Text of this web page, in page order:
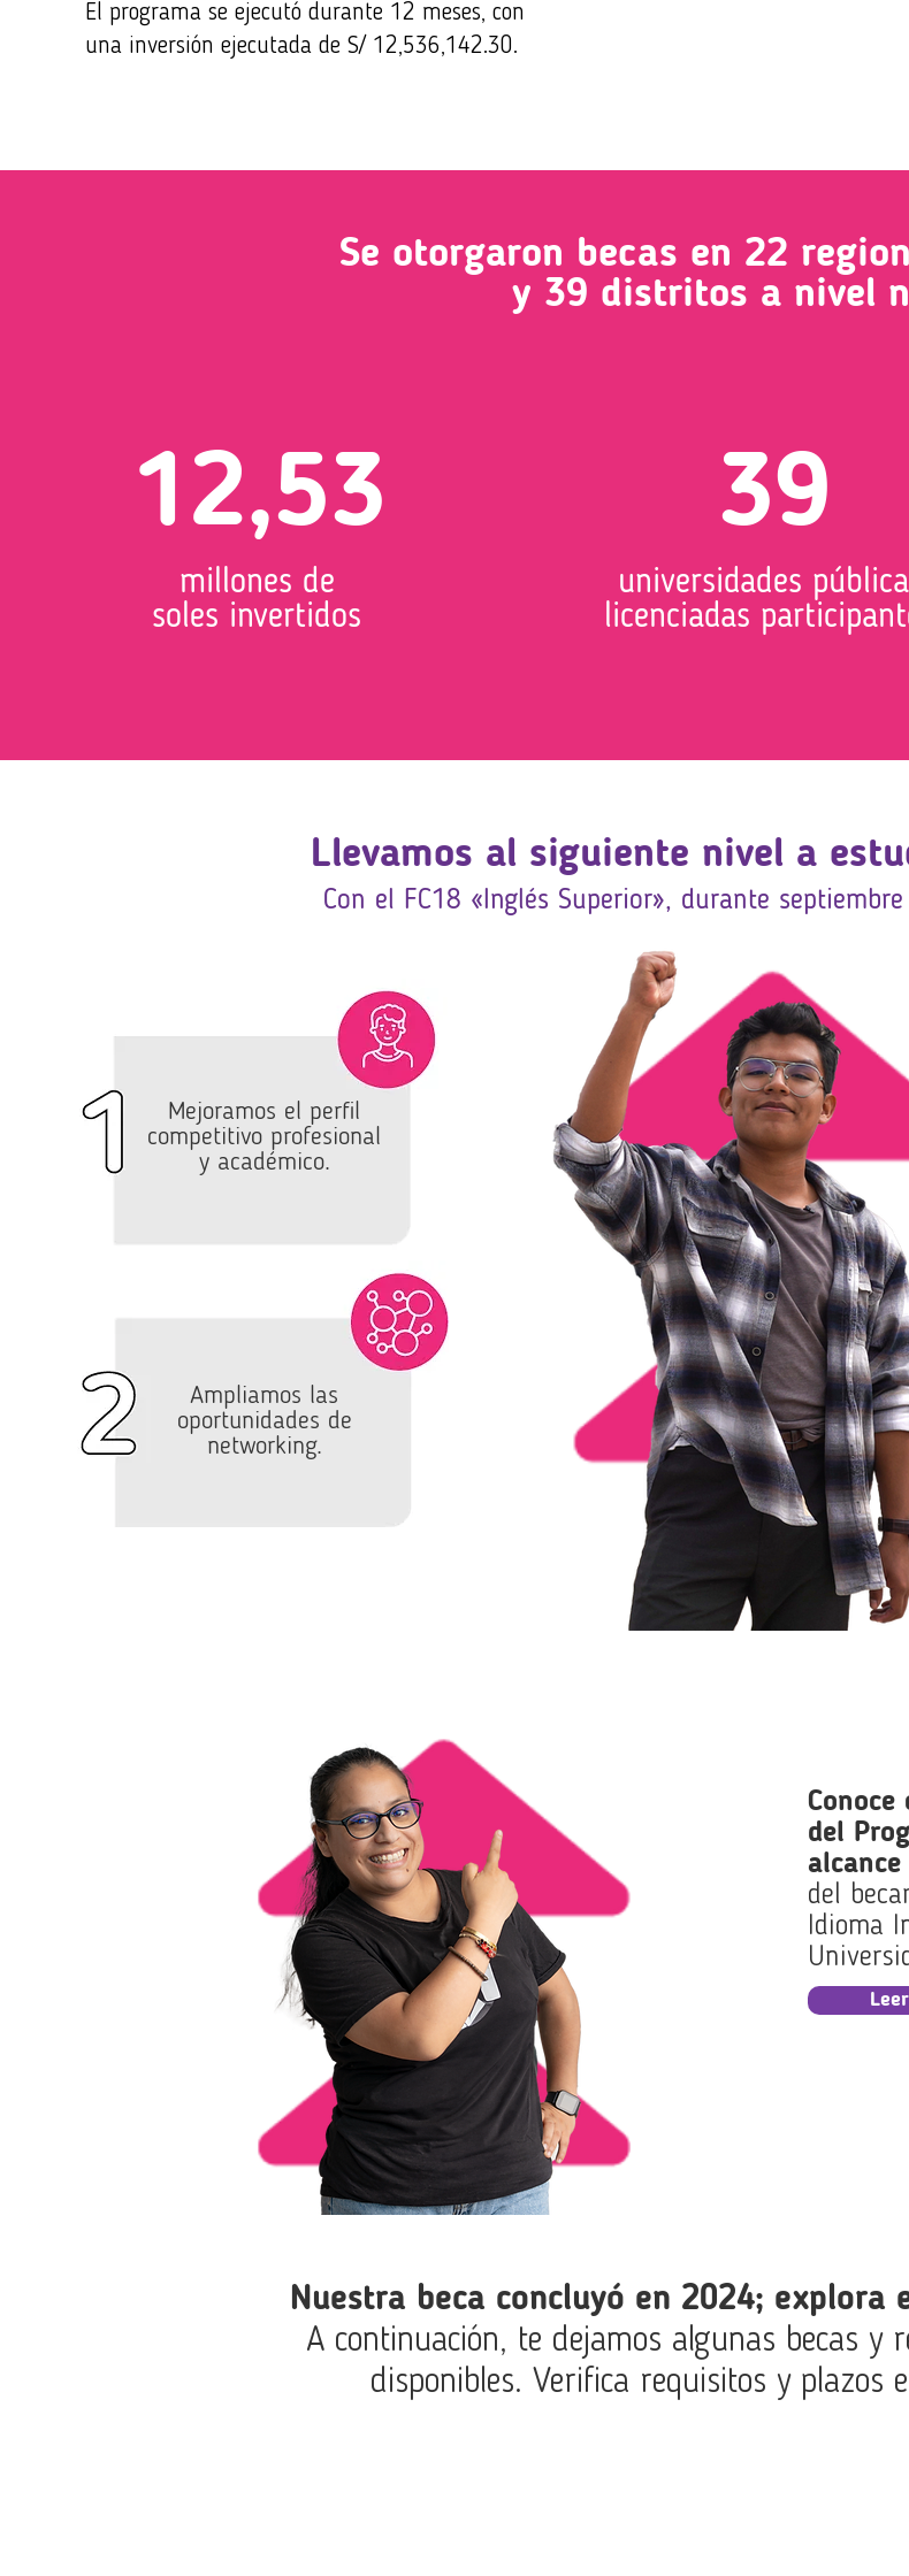
El programa se ejecutó durante 12 meses, con
una inversión ejecutada de S/ 12,536,142.30.
Se otorgaron becas en 22
y 39 distritos a nivel
12,53
millones de
soles invertidos
39
universidades
licenciadas
Llevamos al siguiente nivel a
Con el FC18 «Inglés Superior», durante
Mejoramos el perfil
competitivo profesional
y académico.
Ampliamos las
oportunidades de
networking.
Información válida para el FC18 «Inglés Superior»
(ejecución: sep. 2023 – ago. 2024).
del
del
Idioma
Nuestra beca concluyó en 2024; explora
A continuación, te dejamos algunas becas y
disponibles. Verifica requisitos y plazos